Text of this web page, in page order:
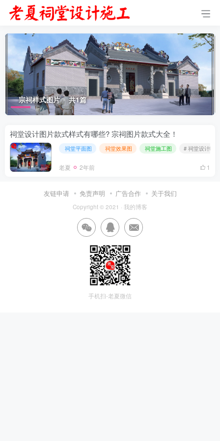
宗祠样式图片 共1篇
祠堂设计图片款式样式有哪些? 宗祠图片款式大全！
祠堂平面图 祠堂效果图 祠堂施工图 # 祠堂设计哪
老夏 2年前 1
友链申请 免责声明 广告合作 关于我们
Copyright © 2021 · 我的博客
手机扫-老夏微信